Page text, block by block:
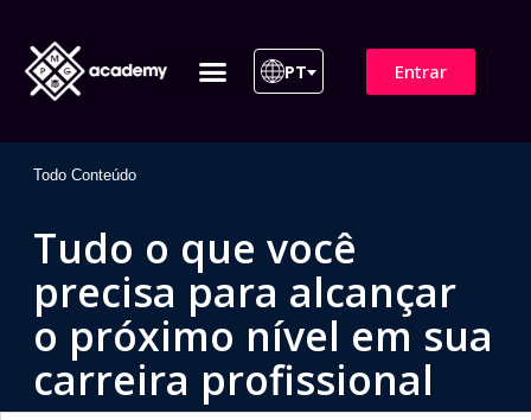
PT Entrar
Todo Conteúdo
Tudo o que você
precisa para alcançar
o próximo nível em sua
carreira profissional